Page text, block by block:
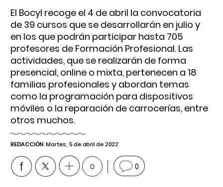
El Bocyl recoge el 4 de abril la convocatoria
de 39 cursos que se desarrollarán en julio y
en los que podrán participar hasta 705
profesores de Formación Profesional. Las
actividades, que se realizarán de forma
presencial, online o mixta, pertenecen a 18
familias profesionales y abordan temas
como la programación para dispositivos
móviles o la reparación de carrocerías, entre
otros muchos.
REDACCIÓN Martes, 5 de abril de 2022
0 0